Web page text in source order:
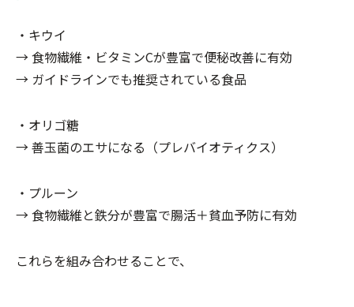
・キウイ
→ 食物繊維・ビタミンCが豊富で便秘改善に有効
→ ガイドラインでも推奨されている食品
・オリゴ糖
→ 善玉菌のエサになる（プレバイオティクス）
・プルーン
→ 食物繊維と鉄分が豊富で腸活＋貧血予防に有効
これらを組み合わせることで、